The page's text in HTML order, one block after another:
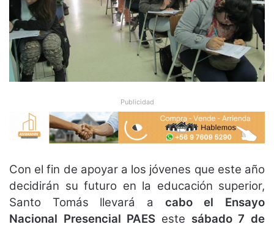
Publicidad
Con el fin de apoyar a los jóvenes que este año
decidirán su futuro en la educación superior,
Santo Tomás llevará a cabo el Ensayo
Nacional Presencial PAES este sábado 7 de